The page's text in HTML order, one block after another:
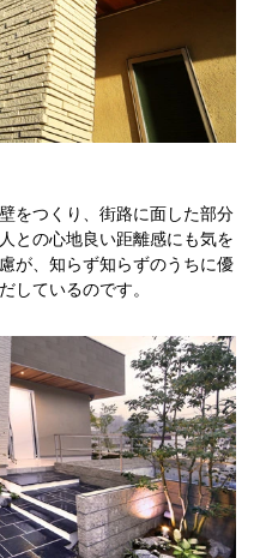
をつくり、街路に面した部分
との心地良い距離感にも気を
が、知らず知らずのうちに優
しているのです。